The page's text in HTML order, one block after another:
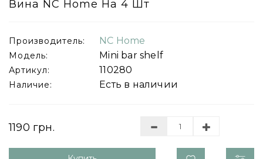
Вина NC Home На 4 Шт
Производитель: NC Home
Модель: Mini bar shelf
Артикул: 110280
Наличие: Есть в наличии
1190 грн.